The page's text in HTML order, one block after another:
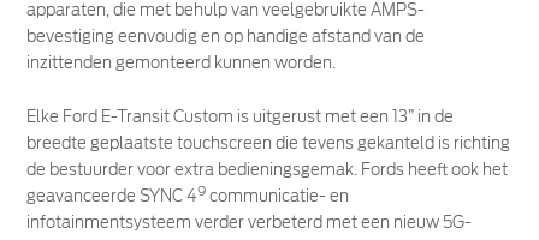
apparaten, die met behulp van veelgebruikte AMPS-
bevestiging eenvoudig en op handige afstand van de
inzittenden gemonteerd kunnen worden.
Elke Ford E-Transit Custom is uitgerust met een 13” in de
breedte geplaatste touchscreen die tevens gekanteld is richting
de bestuurder voor extra bedieningsgemak. Fords heeft ook het
geavanceerde SYNC 49 communicatie- en
infotainmentsysteem verder verbeterd met een nieuw 5G-